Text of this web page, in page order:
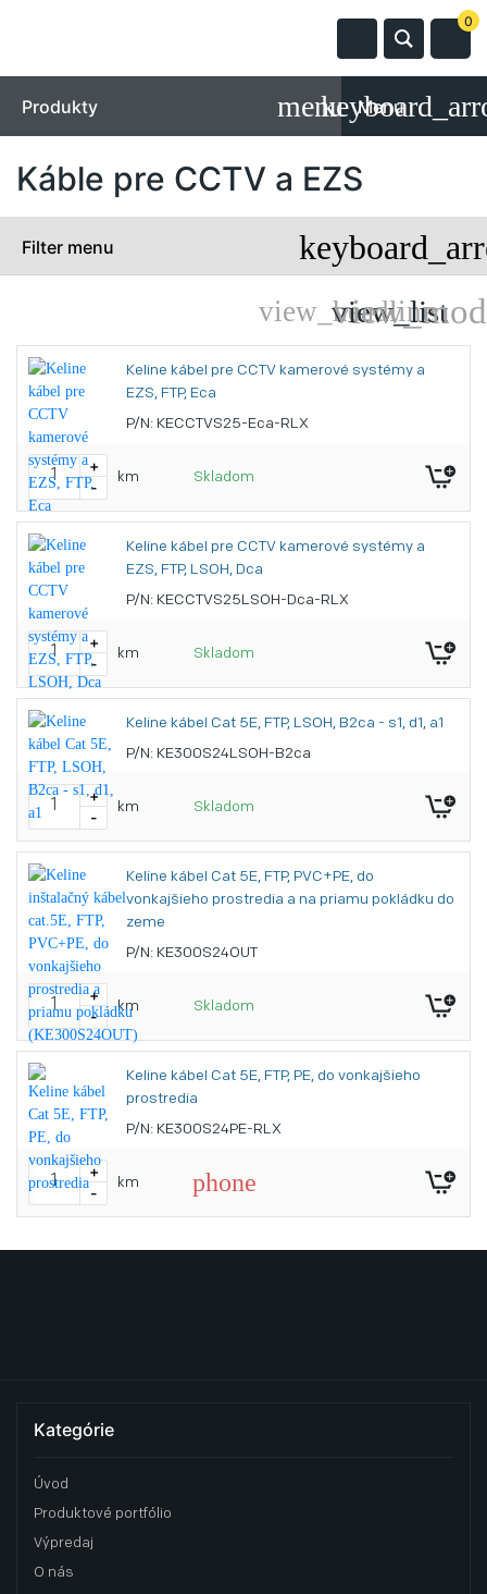
0
Produkty Menu
Káble pre CCTV a EZS
Filter menu
Keline kábel pre CCTV kamerové systémy a
EZS, FTP, Eca
P/N: KECCTVS25-Eca-RLX
+
-
km Skladom
Keline kábel pre CCTV kamerové systémy a
EZS, FTP, LSOH, Dca
P/N: KECCTVS25LSOH-Dca-RLX
+
-
km Skladom
Keline kábel Cat 5E, FTP, LSOH, B2ca - s1, d1, a1
P/N: KE300S24LSOH-B2ca
+
-
km Skladom
Keline kábel Cat 5E, FTP, PVC+PE, do
vonkajšieho prostredia a na priamu pokládku do
zeme
P/N: KE300S24OUT
+
-
km Skladom
Keline kábel Cat 5E, FTP, PE, do vonkajšieho
prostredia
P/N: KE300S24PE-RLX
+
-
km phone
Kategórie
Úvod
Produktové portfólio
Výpredaj
O nás